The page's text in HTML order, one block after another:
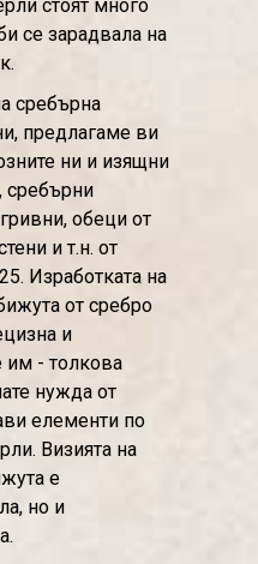
стоят много
се зарадвала на
сребърна
предлагаме ви
ни и изящни
сребърни
обеци от
и т.н. от
Изработката на
от сребро
и
им - толкова
нужда от
елементи по
Визията на
е
но и